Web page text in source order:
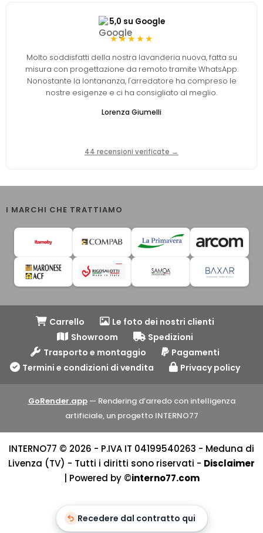
5,0 su Google
★★★★★
Molto soddisfatti della nostra lavanderia nuova, fatta su
misura con progettazione da remoto tramite WhatsApp.
Nonostante la lontananza, l'arredatore ha compreso le
nostre esigenze e ci ha consigliato al meglio.
Lorenza Giumelli
44 recensioni verificate →
I MARCHI CHE TRATTIAMO
Carrello
Le foto dei nostri clienti
Showroom
Spedizioni
Trasporto e montaggio
Pagamenti
Termini e condizioni di vendita
Privacy policy
GoRender.app— Rendering d’arredo con intelligenza
artificiale, un progetto INTERNO77
INTERNO77 © 2026 - P.IVA IT 04199540263 - Meduna di
Livenza (TV) - Tutti i diritti sono riservati - Disclaimer
| Powered by ©interno77.com
Recedere dal contratto qui